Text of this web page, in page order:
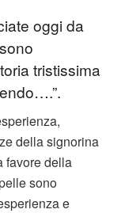
oggi da
tristissima
della signorina
favore della
sono
e